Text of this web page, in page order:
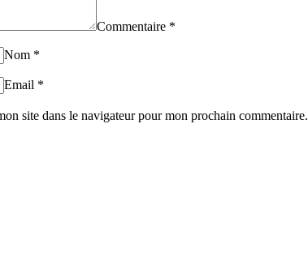
Commentaire *
Nom *
Email *
site dans le navigateur pour mon prochain commentaire.